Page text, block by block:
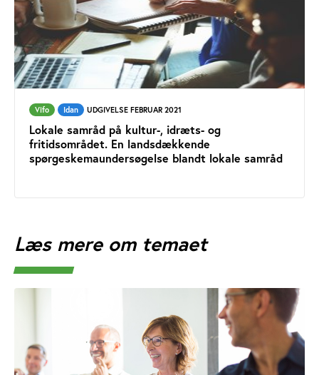
Vifo Idan UDGIVELSE FEBRUAR 2021
Lokale samråd på kultur-, idræts- og
fritidsområdet. En landsdækkende
spørgeskemaundersøgelse blandt lokale samråd
Læs mere om temaet